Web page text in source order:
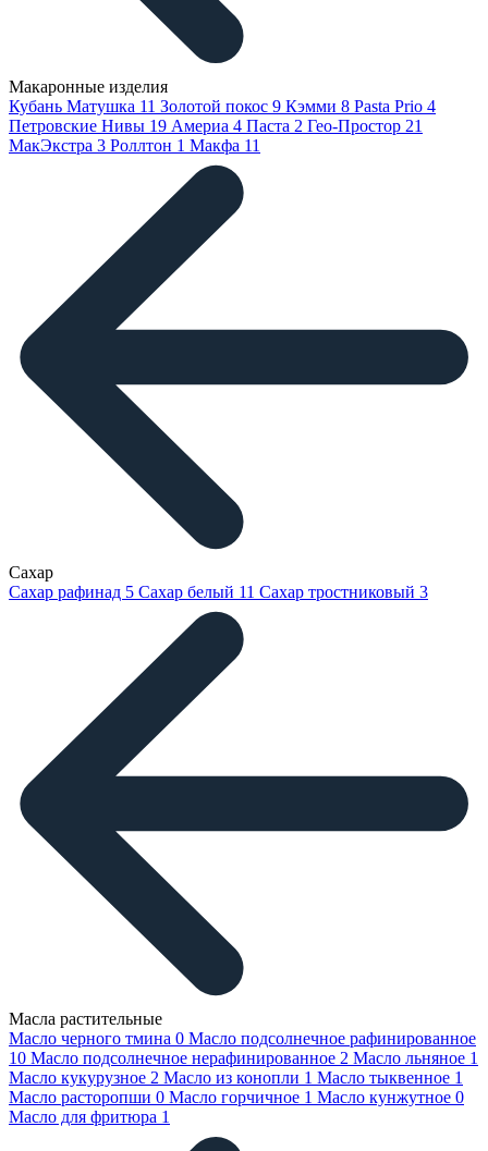
Макаронные изделия
Кубань Матушка 11 Золотой покос 9 Кэмми 8 Pasta Prio 4
Петровские Нивы 19 Америа 4 Паста 2 Гео-Простор 21
МакЭкстра 3 Роллтон 1 Макфа 11
Сахар
Сахар рафинад 5 Сахар белый 11 Сахар тростниковый 3
Масла растительные
Масло черного тмина 0 Масло подсолнечное рафинированное
10 Масло подсолнечное нерафинированное 2 Масло льняное 1
Масло кукурузное 2 Масло из конопли 1 Масло тыквенное 1
Масло расторопши 0 Масло горчичное 1 Масло кунжутное 0
Масло для фритюра 1